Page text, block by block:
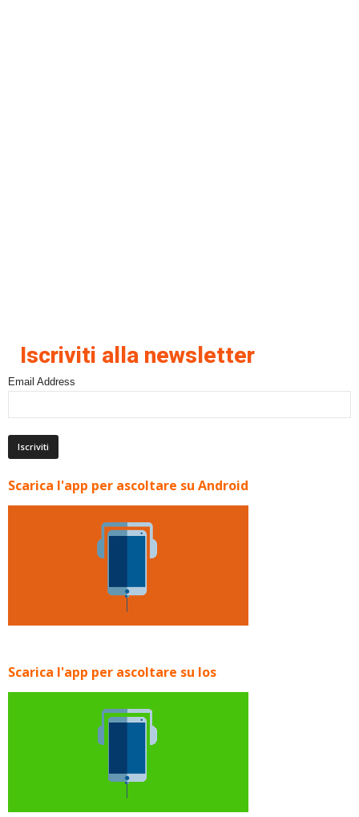
Iscriviti alla newsletter
Email Address
Scarica l'app per ascoltare su Android
Scarica l'app per ascoltare su Ios